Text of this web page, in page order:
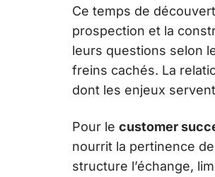
Ce temps de
prospection et la
leurs questions selon
freins cachés. La
dont les enjeux
Pour le customer
nourrit la pertinence
structure l’échange,